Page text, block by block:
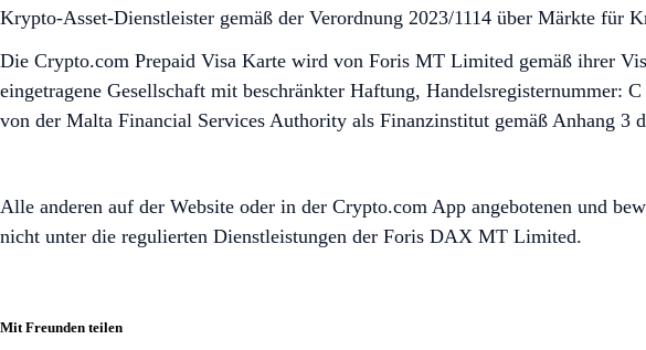
Krypto-Asset-Dienstleister gemäß der Verordnung 2023/1114 über Märkte für
Die Crypto.com Prepaid Visa Karte wird von Foris MT Limited gemäß ihrer
eingetragene Gesellschaft mit beschränkter Haftung,
von der Malta Financial Services Authority als Finanzinstitut gemäß Anhang
Alle anderen auf der Website oder in der Crypto.com App angebotenen und
nicht unter die regulierten Dienstleistungen der Foris DAX MT Limited.
Mit Freunden teilen